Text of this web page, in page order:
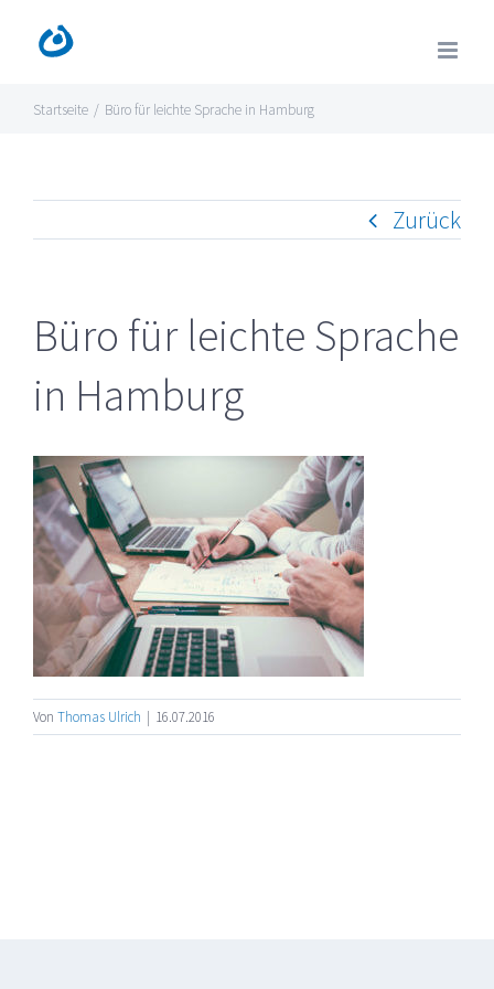
Inhalt
springen
Startseite / Büro für leichte Sprache in Hamburg
Zurück
Büro für leichte Sprache
in Hamburg
Von Thomas Ulrich | 16.07.2016